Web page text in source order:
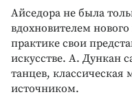
Айседора не была
вдохновителем
практике свои
искусстве. А. Дункан
танцев, классическая
источником.